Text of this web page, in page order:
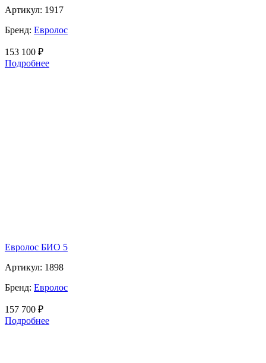
Артикул: 1917
Бренд: Евролос
153 100 ₽
Подробнее
Евролос БИО 5
Артикул: 1898
Бренд: Евролос
157 700 ₽
Подробнее